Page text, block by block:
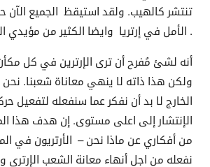
تنتشر كالهيب. ولقد استيقظ الجميع الآن
الأمل في إرتريا وايضا الكثير من مؤيدي النظام .
أنه لشئ مُفرح أن ترى الإرترين في كل
ولكن هذا ذاته لا ينهي معاناة شعبنا. نحن
الخارج لا بد أن نفكر عما سنفعله لتفعيل
الإنتشار إلى اعلى مستوى. إن هدف هذا
من أفكاري عن ماذا نحن – الأرتريون في
نفعله من اجل أنهاء معانة الشعب